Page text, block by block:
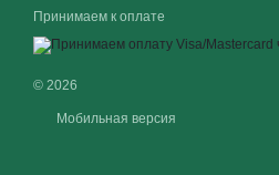
Принимаем к оплате
© 2026
Мобильная версия